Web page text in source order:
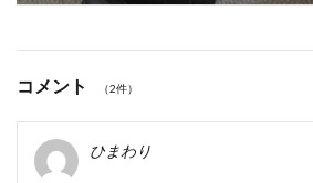
コメント （2件）
ひまわり